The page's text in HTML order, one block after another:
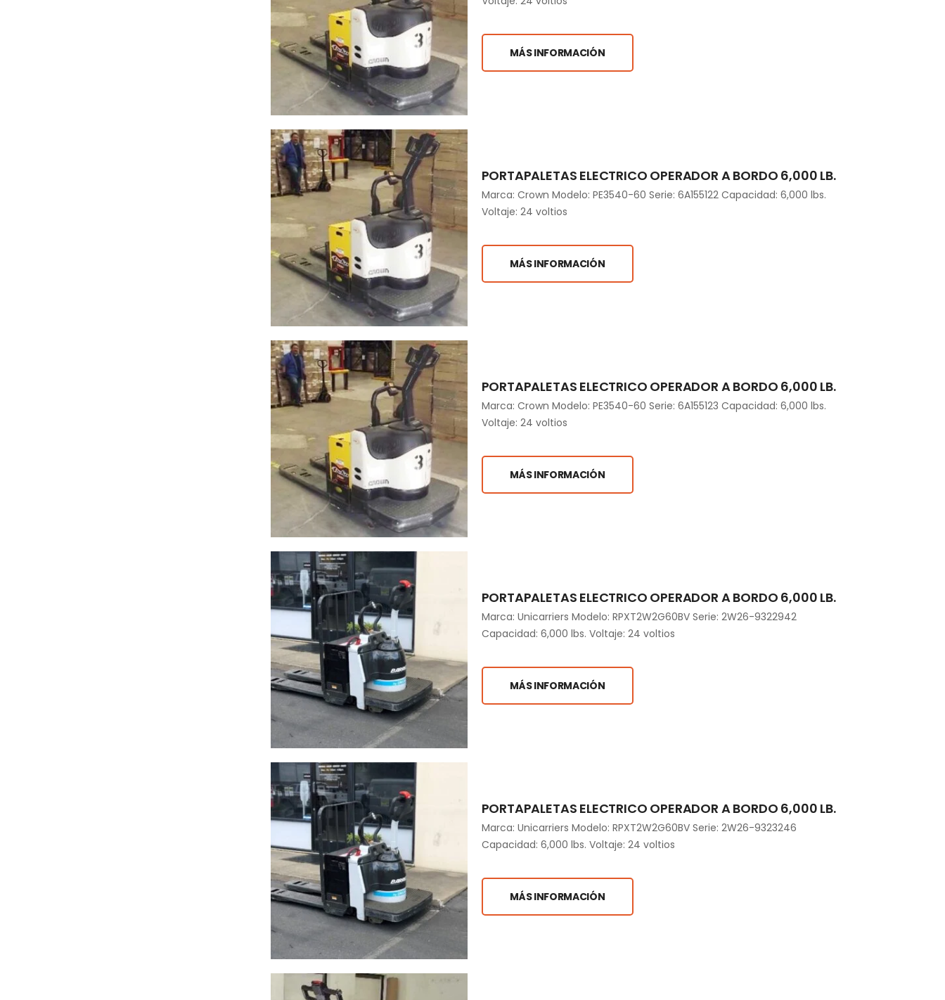
MÁS INFORMACIÓN
PORTAPALETAS ELECTRICO OPERADOR A BORDO 6,000 LB.
Marca: Crown Modelo: PE3540-60 Serie: 6A155122 Capacidad: 6,000 lbs.
Voltaje: 24 voltios
MÁS INFORMACIÓN
PORTAPALETAS ELECTRICO OPERADOR A BORDO 6,000 LB.
Marca: Crown Modelo: PE3540-60 Serie: 6A155123 Capacidad: 6,000 lbs.
Voltaje: 24 voltios
MÁS INFORMACIÓN
PORTAPALETAS ELECTRICO OPERADOR A BORDO 6,000 LB.
Marca: Unicarriers Modelo: RPXT2W2G60BV Serie: 2W26-9322942
Capacidad: 6,000 lbs. Voltaje: 24 voltios
MÁS INFORMACIÓN
PORTAPALETAS ELECTRICO OPERADOR A BORDO 6,000 LB.
Marca: Unicarriers Modelo: RPXT2W2G60BV Serie: 2W26-9323246
Capacidad: 6,000 lbs. Voltaje: 24 voltios
MÁS INFORMACIÓN